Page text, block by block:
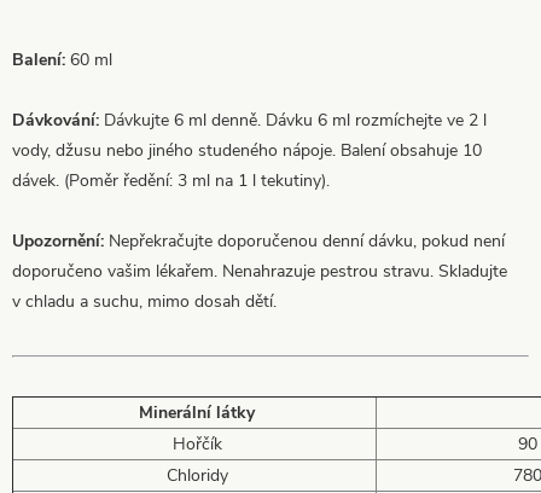
Balení: 60 ml
Dávkování: Dávkujte 6 ml denně. Dávku 6 ml rozmíchejte ve 2 l
vody, džusu nebo jiného studeného nápoje. Balení obsahuje 10
dávek. (Poměr ředění: 3 ml na 1 l tekutiny).
Upozornění: Nepřekračujte doporučenou denní dávku, pokud není
doporučeno vašim lékařem. Nenahrazuje pestrou stravu. Skladujte
v chladu a suchu, mimo dosah dětí.
Minerální látky
Hořčík
Chloridy